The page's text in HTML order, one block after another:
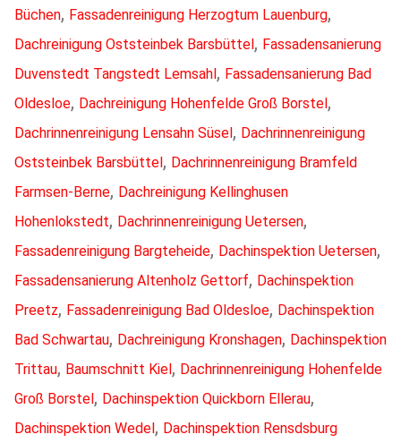
Büchen, Fassadenreinigung Herzogtum Lauenburg,
Dachreinigung Oststeinbek Barsbüttel, Fassadensanierung
Duvenstedt Tangstedt Lemsahl, Fassadensanierung Bad
Oldesloe, Dachreinigung Hohenfelde Groß Borstel,
Dachrinnenreinigung Lensahn Süsel, Dachrinnenreinigung
Oststeinbek Barsbüttel, Dachrinnenreinigung Bramfeld
Farmsen-Berne, Dachreinigung Kellinghusen
Hohenlokstedt, Dachrinnenreinigung Uetersen,
Fassadenreinigung Bargteheide, Dachinspektion Uetersen,
Fassadensanierung Altenholz Gettorf, Dachinspektion
Preetz, Fassadenreinigung Bad Oldesloe, Dachinspektion
Bad Schwartau, Dachreinigung Kronshagen, Dachinspektion
Trittau, Baumschnitt Kiel, Dachrinnenreinigung Hohenfelde
Groß Borstel, Dachinspektion Quickborn Ellerau,
Dachinspektion Wedel, Dachinspektion Rensdsburg